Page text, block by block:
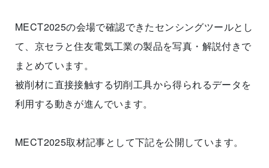
MECT2025の会場で確認できたセンシングツールとし
て、京セラと住友電気工業の製品を写真・解説付きで
まとめています。
被削材に直接接触する切削工具から得られるデータを
利用する動きが進んでいます。
MECT2025取材記事として下記を公開しています。